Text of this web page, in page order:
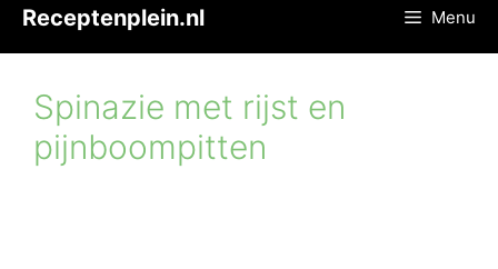
inhoud
Receptenplein.nl Menu
Spinazie met rijst en
pijnboompitten